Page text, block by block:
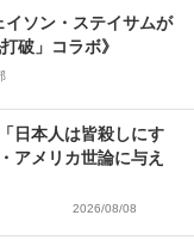
イソン・ステイサムが
破」コラボ》
日本人は皆殺しにす
アメリカ世論に与え
2026/08/08